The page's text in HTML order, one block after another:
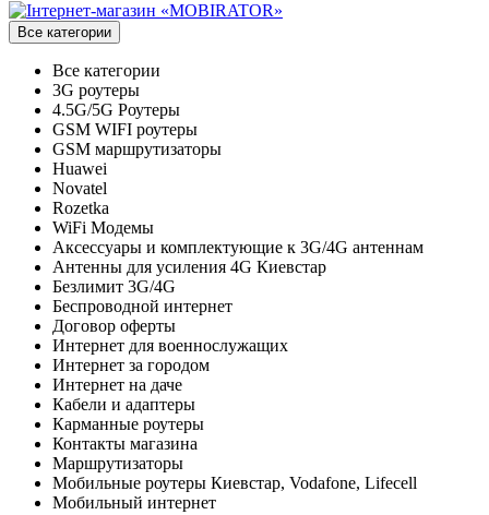
Все категории
Все категории
3G роутеры
4.5G/5G Роутеры
GSM WIFI роутеры
GSM маршрутизаторы
Huawei
Novatel
Rozetka
WiFi Модемы
Аксессуары и комплектующие к 3G/4G антеннам
Антенны для усиления 4G Киевстар
Безлимит 3G/4G
Беспроводной интернет
Договор оферты
Интернет для военнослужащих
Интернет за городом
Интернет на даче
Кабели и адаптеры
Карманные роутеры
Контакты магазина
Маршрутизаторы
Мобильные роутеры Киевстар, Vodafone, Lifecell
Мобильный интернет